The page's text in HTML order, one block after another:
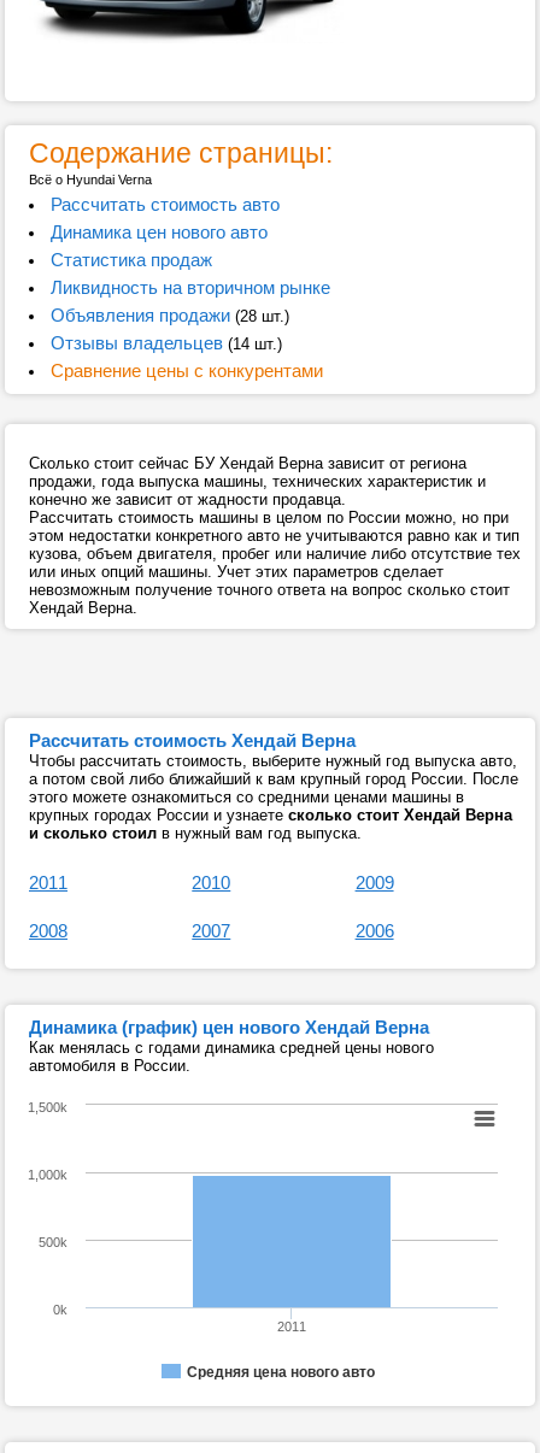
Содержание страницы:
Всё о Hyundai Verna
Рассчитать стоимость авто
Динамика цен нового авто
Статистика продаж
Ликвидность на вторичном рынке
Объявления продажи(28 шт.)
Отзывы владельцев(14 шт.)
Сравнение цены с конкурентами
Сколько стоит сейчас БУ Хендай Верна зависит от региона
продажи, года выпуска машины, технических характеристик и
конечно же зависит от жадности продавца.
Рассчитать стоимость машины в целом по России можно, но при
этом недостатки конкретного авто не учитываются равно как и тип
кузова, объем двигателя, пробег или наличие либо отсутствие тех
или иных опций машины. Учет этих параметров сделает
невозможным получение точного ответа на вопрос сколько стоит
Хендай Верна.
Рассчитать стоимость Хендай Верна
Чтобы рассчитать стоимость, выберите нужный год выпуска авто,
а потом свой либо ближайший к вам крупный город России. После
этого можете ознакомиться со средними ценами машины в
крупных городах России и узнаете сколько стоит Хендай Верна
и сколько стоил в нужный вам год выпуска.
2011 2010 2009
2008 2007 2006
Динамика (график) цен нового Хендай Верна
Как менялась с годами динамика средней цены нового
автомобиля в России.
Средняя цена нового авто
2011
0k
500k
1,000k
1,500k